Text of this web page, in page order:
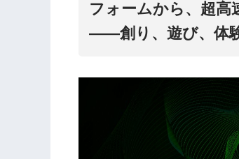
フォームから、超
――創り、遊び、体